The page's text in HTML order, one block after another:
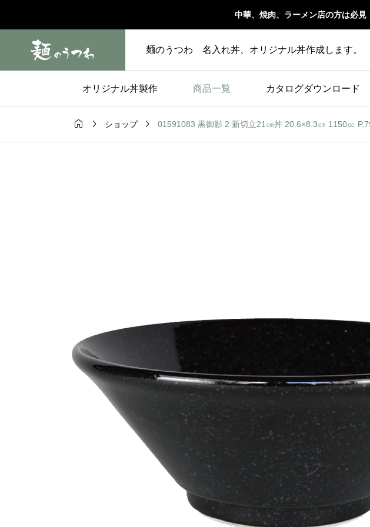
中華、焼肉、ラーメン店の方は必見
麺のうつわ 名入れ丼、オリジナル丼作成します。
オリジナル丼製作 商品一覧 カタログダウンロード
  ショップ  01591083 黒御影 2 新切立21㎝丼 20.6×8.3㎝ 1150㏄